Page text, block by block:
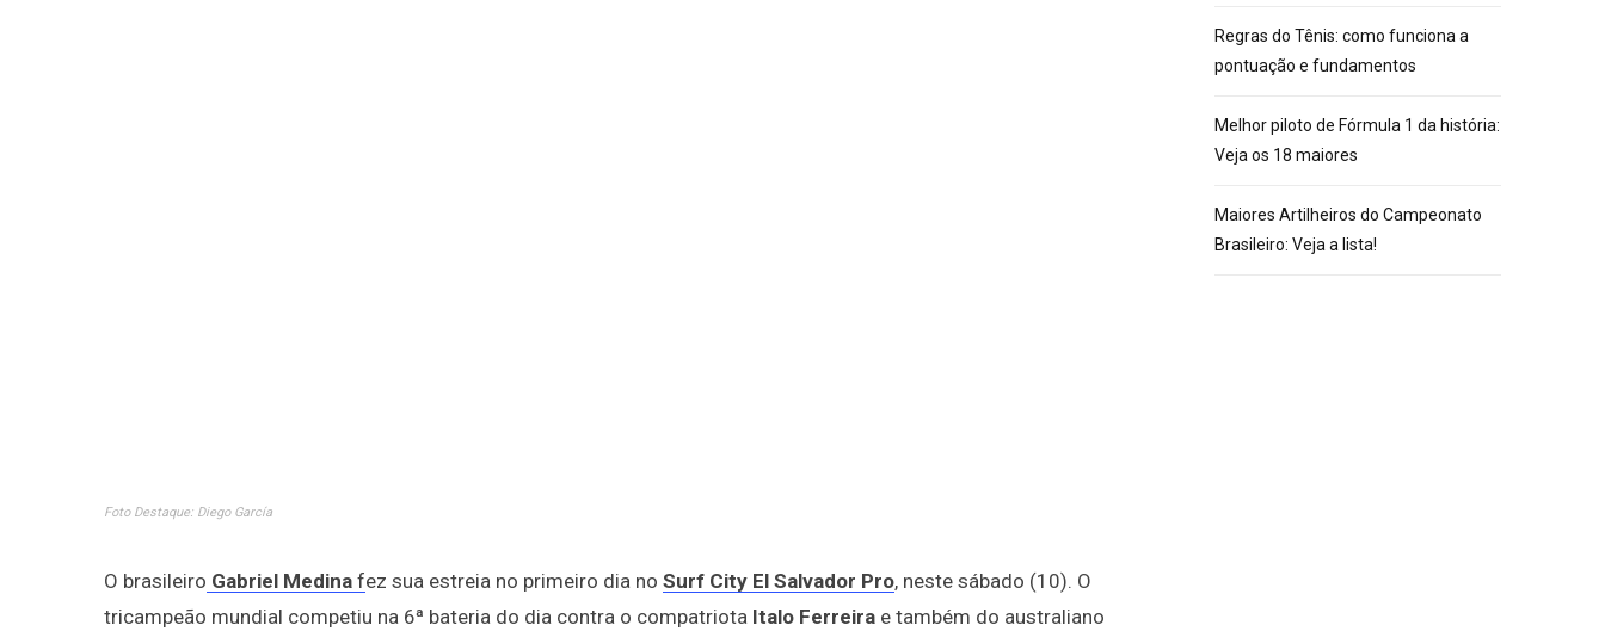
Foto Destaque: Diego García
O brasileiro Gabriel Medina fez sua estreia no primeiro dia no Surf City El Salvador Pro, neste sábado (10). O
tricampeão mundial competiu na 6ª bateria do dia contra o compatriota Italo Ferreira e também do australiano
Regras do Tênis: como funciona a
pontuação e fundamentos
Melhor piloto de Fórmula 1 da história:
Veja os 18 maiores
Maiores Artilheiros do Campeonato
Brasileiro: Veja a lista!